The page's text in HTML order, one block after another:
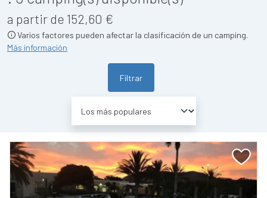
a partir de 152,60 €
Varios factores pueden afectar la clasificación de un camping.
Más información
Filtrar